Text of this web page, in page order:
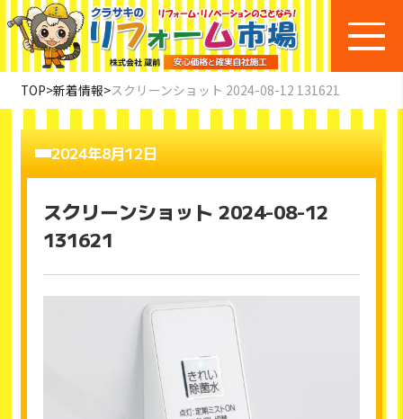
TOP>新着情報>スクリーンショット 2024-08-12 131621
2024年8月12日
スクリーンショット 2024-08-12
131621